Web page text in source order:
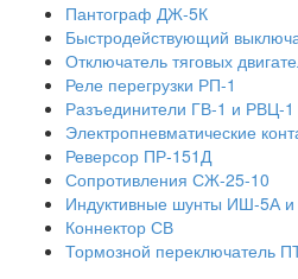
Пантограф ДЖ-5К
Быстродействующий
Отключатель тяговых
Реле перегрузки РП-1
Разъединители ГВ-1 и РВЦ-1
Электропневматические
Реверсор ПР-151Д
Сопротивления СЖ-25-10
Индуктивные шунты ИШ-5А
Коннектор СВ
Тормозной переключатель